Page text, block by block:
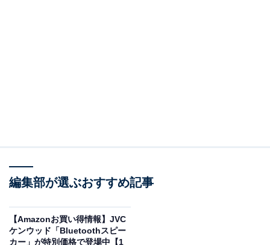
ケルヒャーの高圧洗浄機本体「OC 3 Foldable」は現在
18％オフの特別価格・税込1万7800円で販売中です。
この商品のおすすめポイントは？
編集部が選ぶおすすめ記事
【Amazonお買い得情報】JVC
ケンウッド「Bluetoothスピー
カー」が特別価格で登場中【1